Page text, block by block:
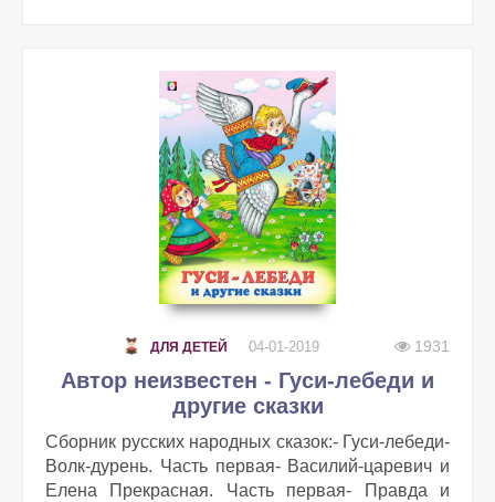
ДЛЯ ДЕТЕЙ 04-01-2019 1931
Автор неизвестен - Гуси-лебеди и
другие сказки
Сборник русских народных сказок:- Гуси-лебеди-
Волк-дурень. Часть первая- Василий-царевич и
Елена Прекрасная. Часть первая- Правда и